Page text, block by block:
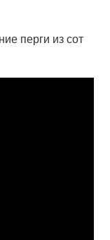
перги из сот